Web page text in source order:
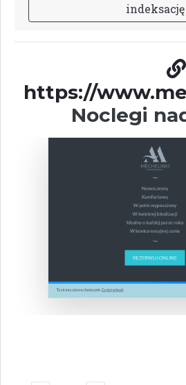
indeksację
https://
Noclegi